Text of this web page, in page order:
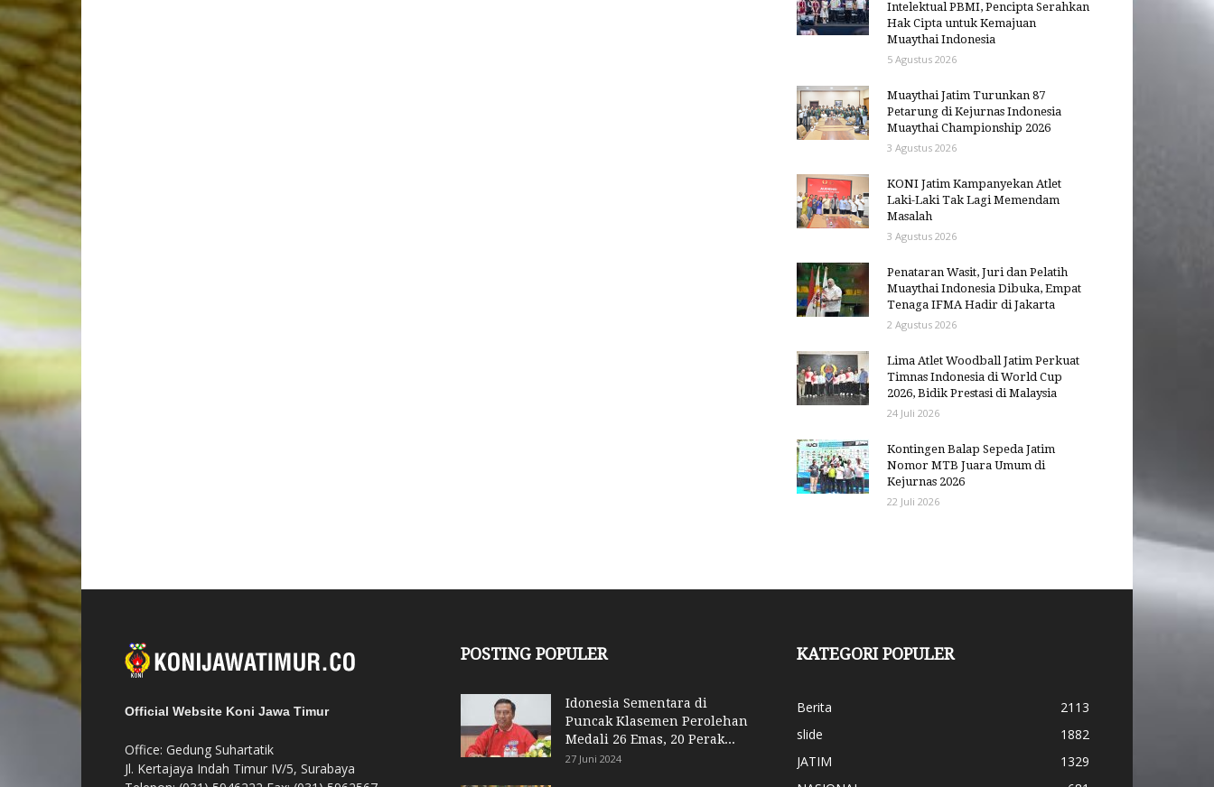
Intelektual PBMI, Pencipta Serahkan
Hak Cipta untuk Kemajuan
Muaythai Indonesia
5 Agustus 2026
Muaythai Jatim Turunkan 87
Petarung di Kejurnas Indonesia
Muaythai Championship 2026
3 Agustus 2026
KONI Jatim Kampanyekan Atlet
Laki-Laki Tak Lagi Memendam
Masalah
3 Agustus 2026
Penataran Wasit, Juri dan Pelatih
Muaythai Indonesia Dibuka, Empat
Tenaga IFMA Hadir di Jakarta
2 Agustus 2026
Lima Atlet Woodball Jatim Perkuat
Timnas Indonesia di World Cup
2026, Bidik Prestasi di Malaysia
24 Juli 2026
Kontingen Balap Sepeda Jatim
Nomor MTB Juara Umum di
Kejurnas 2026
22 Juli 2026
Official Website Koni Jawa Timur
Office: Gedung Suhartatik
Jl. Kertajaya Indah Timur IV/5, Surabaya
POSTING POPULER
Idonesia Sementara di
Puncak Klasemen Perolehan
Medali 26 Emas, 20 Perak...
27 Juni 2024
KATEGORI POPULER
Berita
2113
slide
1882
JATIM
1329